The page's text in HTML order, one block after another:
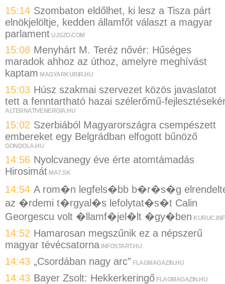
15:14 Szombaton eldőlhet, ki lesz a Tisza párt
elnökjelöltje, kedden államfőt választ a magyar
parlament UJSZO.COM
15:08 Menyhárt M. Teréz nővér: Hűséges
maradok ahhoz az úthoz, amelyre meghívást
kaptam MAGYARKURIR.HU
15:03 Húsz szakmai szervezet közös javaslatot
tett a fenntartható hazai szélerőmű-
ALTERNATIVENERGIA.HU
15:02 Szerbiából Magyarországra csempészett
embereket egy Belgrádban elfogott bűnöző
GONDOLA.HU
14:56 Nyolcvanegy éve érte atomtámadás
Hirosimát MA7.SK
14:54 A rom�n legfels�bb b�r�s�g
az �rdemi t�rgyal�s lefolytat�s�t Calin
Georgescu volt �llamf�jel�lt �gy�ben
14:52 Hamarosan megszűnik ez a népszerű
magyar tévécsatorna INFOSTART.HU
14:43 „Csordában nagy arc” FLAGMAGAZIN.HU
14:43 Bayer Zsolt: Hekkerkeringő FLAGMAGAZIN.HU